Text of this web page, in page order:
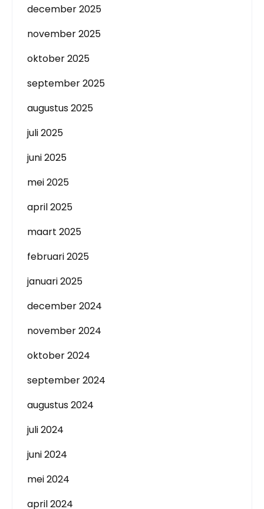
december 2025
november 2025
oktober 2025
september 2025
augustus 2025
juli 2025
juni 2025
mei 2025
april 2025
maart 2025
februari 2025
januari 2025
december 2024
november 2024
oktober 2024
september 2024
augustus 2024
juli 2024
juni 2024
mei 2024
april 2024